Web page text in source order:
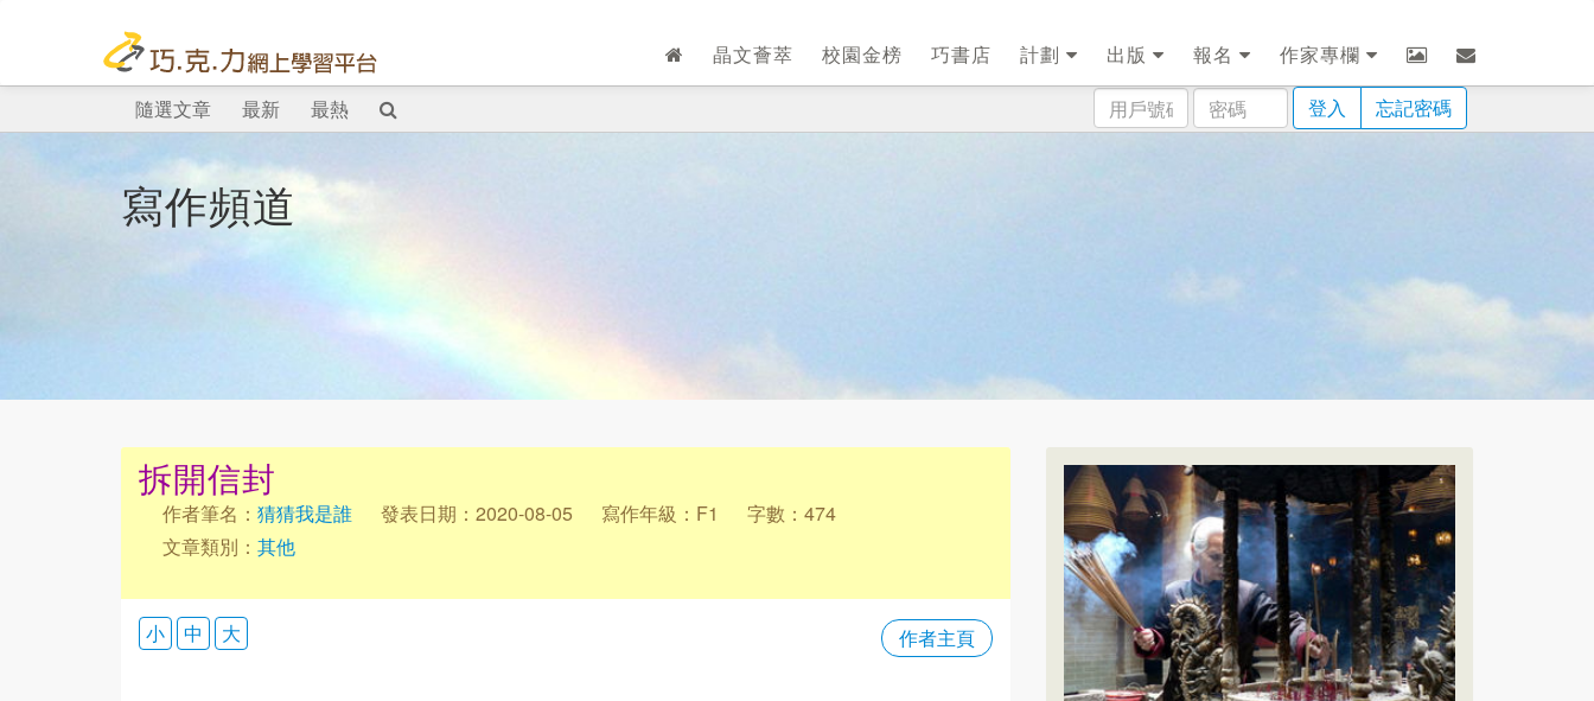
晶文薈萃 校園金榜 巧書店 計劃 出版 報名
作家專欄
用
戶
密
碼
登入 忘記密碼
隨選文章 最新 最熱
寫作頻道
拆開信封
作者筆名： 猜猜我是誰 發表日期：2020-08-05 寫作年級：F1
字數：474
文章類別： 其他
作者主頁
小 中 大